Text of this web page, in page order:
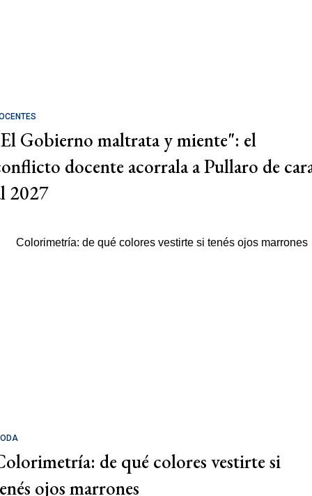
Gobierno maltrata y miente": el
docente acorrala a Pullaro de
2027
de qué colores vestirte si
ojos marrones